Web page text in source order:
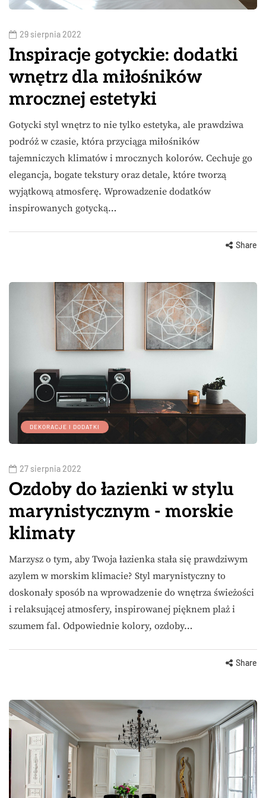
29 sierpnia 2022
Inspiracje gotyckie: dodatki
wnętrz dla miłośników
mrocznej estetyki
Gotycki styl wnętrz to nie tylko estetyka, ale prawdziwa
podróż w czasie, która przyciąga miłośników
tajemniczych klimatów i mrocznych kolorów. Cechuje go
elegancja, bogate tekstury oraz detale, które tworzą
wyjątkową atmosferę. Wprowadzenie dodatków
inspirowanych gotycką…
Share
DEKORACJE I DODATKI
27 sierpnia 2022
Ozdoby do łazienki w stylu
marynistycznym - morskie
klimaty
Marzysz o tym, aby Twoja łazienka stała się prawdziwym
azylem w morskim klimacie? Styl marynistyczny to
doskonały sposób na wprowadzenie do wnętrza świeżości
i relaksującej atmosfery, inspirowanej pięknem plaż i
szumem fal. Odpowiednie kolory, ozdoby…
Share